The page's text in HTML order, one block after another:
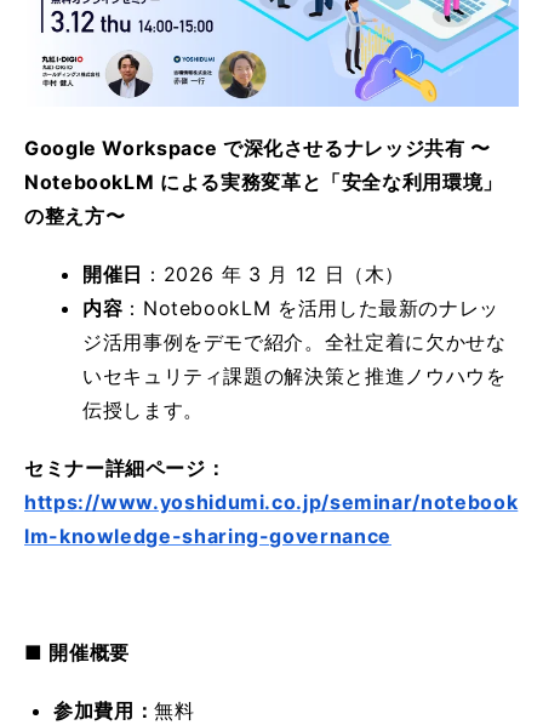
Google Workspace で深化させるナレッジ共有 〜
NotebookLM による実務変革と「安全な利用環境」
の整え方〜
開催日 ：2026 年 3 月 12 日（木）
内容 ：NotebookLM を活用した最新のナレッ
ジ活用事例をデモで紹介。全社定着に欠かせな
いセキュリティ課題の解決策と推進ノウハウを
伝授します。
セミナー詳細ページ：
https://www.yoshidumi.co.jp/seminar/notebook
lm-knowledge-sharing-governance
■ 開催概要
参加費用：無料